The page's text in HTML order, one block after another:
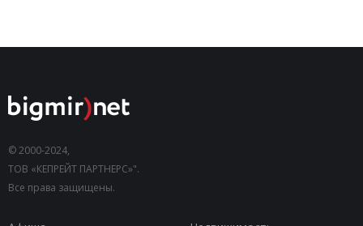
© 2000-2024,
ТОВ «КЕПРЕЙТ ПАРТНЕРС»".
Все права защищены.